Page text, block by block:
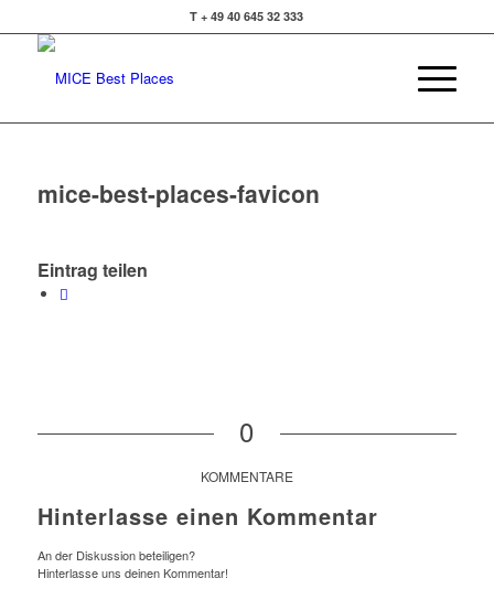
T + 49 40 645 32 333
mice-best-places-favicon
Eintrag teilen
0
KOMMENTARE
Hinterlasse einen Kommentar
An der Diskussion beteiligen?
Hinterlasse uns deinen Kommentar!